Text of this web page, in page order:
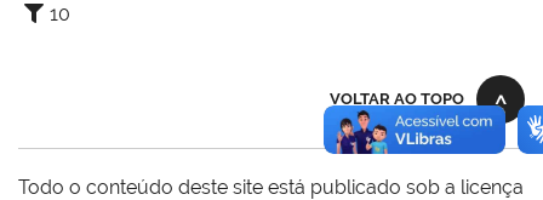
10
VOLTAR AO TOPO
Todo o conteúdo deste site está publicado sob a licença